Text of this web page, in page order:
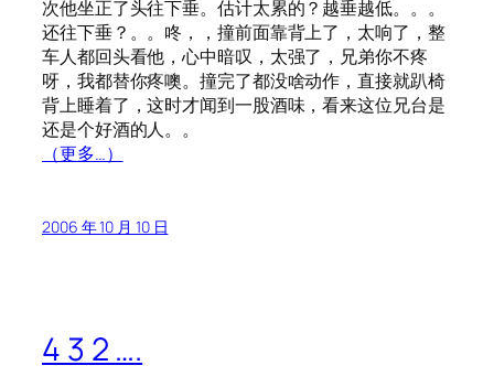
次他坐正了头往下垂。估计太累的？越垂越低。。。
还往下垂？。。咚，，撞前面靠背上了，太响了，整
车人都回头看他，心中暗叹，太强了，兄弟你不疼
呀，我都替你疼噢。撞完了都没啥动作，直接就趴椅
背上睡着了，这时才闻到一股酒味，看来这位兄台是
还是个好酒的人。。
（更多…）
2006 年 10 月 10 日
4 3 2 ….